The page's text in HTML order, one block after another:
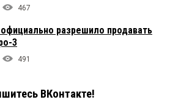
467
разрешило продавать
3
491
ВКонтакте!